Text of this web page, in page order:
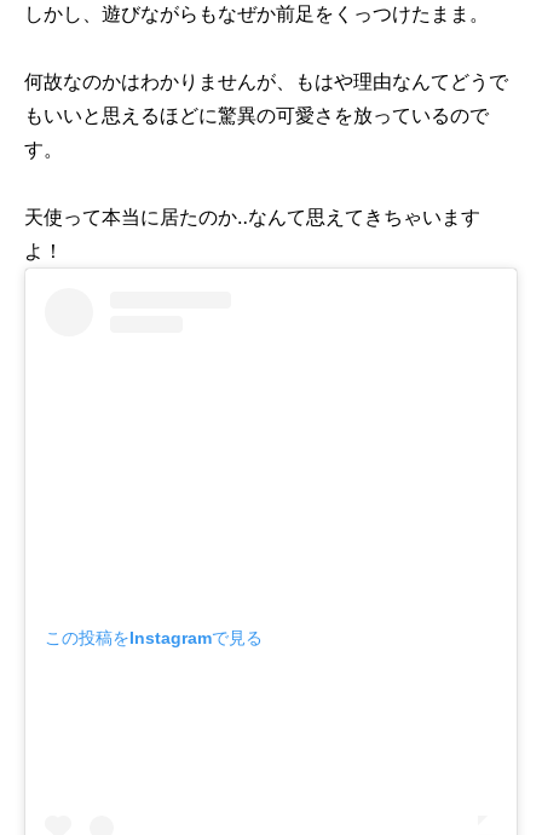
しかし、遊びながらもなぜか前足をくっつけたまま。
何故なのかはわかりませんが、もはや理由なんてどうで
もいいと思えるほどに驚異の可愛さを放っているので
す。
天使って本当に居たのか‥なんて思えてきちゃいます
よ！
この投稿をInstagramで見る